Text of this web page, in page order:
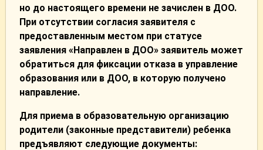
но до настоящего времени не зачислен в ДОО.
При отсутствии согласия заявителя с
предоставленным местом при статусе
заявления «Направлен в ДОО» заявитель может
обратиться для фиксации отказа в управление
образования или в ДОО, в которую получено
направление.
Для приема в образовательную организацию
родители (законные представители) ребенка
предъявляют следующие документы: